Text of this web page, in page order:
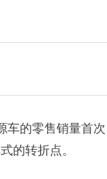
车的零售销量首次
的转折点。